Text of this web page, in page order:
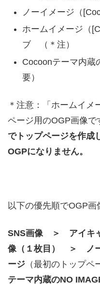
ノーイメージ（
ホームイメージ（
ブ （＊注）
Cocoonテーマ内蔵
要）
＊注意：「ホームイメ
ページ用のOGP画像で
でトップページを作成
OGPになりません。
以下の優先順でOGP画
SNS画像 ＞ アイキ
像（１枚目） ＞ ノ
ージ （最初のトップ
テーマ内蔵のNO